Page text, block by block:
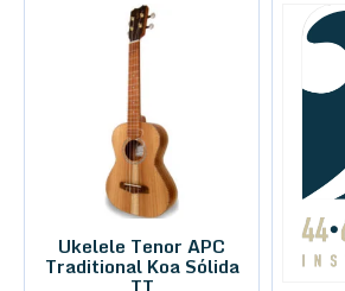
Ukelele Tenor APC
Traditional Koa Sólida